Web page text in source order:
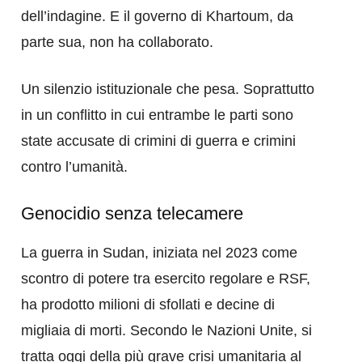
dell’indagine. E il governo di Khartoum, da
parte sua, non ha collaborato.
Un silenzio istituzionale che pesa. Soprattutto
in un conflitto in cui entrambe le parti sono
state accusate di crimini di guerra e crimini
contro l’umanità.
Genocidio senza telecamere
La guerra in Sudan, iniziata nel 2023 come
scontro di potere tra esercito regolare e RSF,
ha prodotto milioni di sfollati e decine di
migliaia di morti. Secondo le Nazioni Unite, si
tratta oggi della più grave crisi umanitaria al